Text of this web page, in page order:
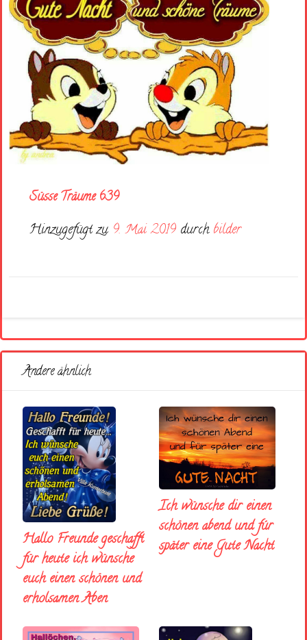
Süsse Träume 639
Hinzugefügt zu 9. Mai 2019 durch bilder
Andere ähnlich
Hallo Freunde geschafft
für heute ich wünsche
euch einen schönen und
erholsamen Aben
Ich wünsche dir einen
schönen abend und fúr
später eine Gute Nacht